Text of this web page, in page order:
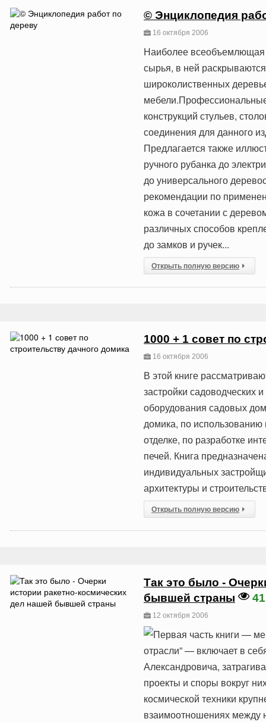
© Энциклопедия
16 октября 2006
Наиболее всеобъемлющая
сырья, в ней
широколиственных
конструкций стульев,
соединения для данного
Предлагается также
ручного рубанка до
до универсального
рекомендации по
кожа в сочетании с
различных способов
до замков и ручек...
Открыть полную версию
1000 + 1 совет по
16 октября 2006
В этой книге
застройки садоводческих
оборудования садовых
домика, по использованию
отделке, по разработке
печей. Книга
индивидуальных
архитектуры и
Открыть полную версию
Так это было -
бывшей страны
41
12 октября 2006
Первая часть книги —
отрасли” — включает в
Александровича,
проекты и споры вокруг
космической техники
взаимоотношениях между